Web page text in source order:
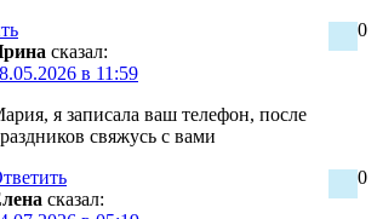
0
сказал:
в 11:59
я записала ваш телефон, после
свяжусь с вами
0
сказал: